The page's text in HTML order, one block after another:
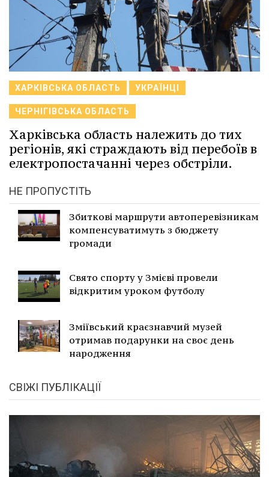
ХАРКІВСЬКА ОБЛАСТЬ УКРАЇНЦІ
ЧЕРНІГІВСЬКА ОБЛАСТЬ
Харківська область належить до тих
регіонів, які страждають від перебоїв в
електропостачанні через обстріли.
НЕ ПРОПУСТІТЬ
Збиткові маршрути автоперевізникам
компенсуватимуть з бюджету
громади
Свято спорту у Змієві провели
відкритим уроком футболу
Зміївський краєзнавчий музей
отримав подарунки на своє день
народження
СВІЖІ ПУБЛІКАЦІЇ